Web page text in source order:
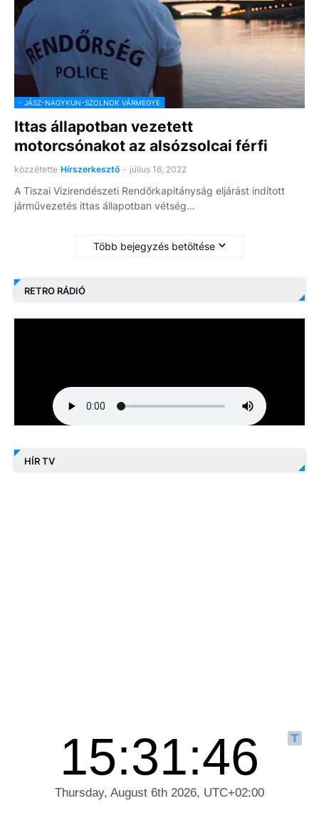
- JÁSZ-NAGYKUN-SZOLNOK VÁRMEGYE
Ittas állapotban vezetett
motorcsónakot az alsózsolcai férfi
közzétette Hírszerkesztő - július 16, 2022
A Tiszai Vizirendészeti Rendőrkapitányság eljárást indított
járművezetés ittas állapotban vétség…
Több bejegyzés betöltése
RETRO RÁDIÓ
HÍR TV